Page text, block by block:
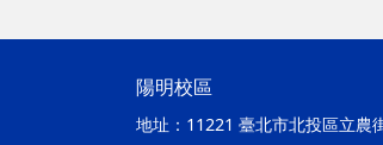
陽明校區
地址： 11221 臺北市北投區立農